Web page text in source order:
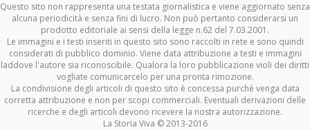
Questo sito non rappresenta una testata giornalistica e viene aggiornato senza
alcuna periodicità e senza fini di lucro. Non può pertanto considerarsi un
prodotto editoriale ai sensi della legge n.62 del 7.03.2001.
Le immagini e i testi inseriti in questo sito sono raccolti in rete e sono quindi
considerati di pubblico dominio. Viene data attribuzione a testi e immagini
laddove l'autore sia riconoscibile. Qualora la loro pubblicazione violi dei diritti
vogliate comunicarcelo per una pronta rimozione.
La condivisione degli articoli di questo sito è concessa purchè venga data
corretta attribuzione e non per scopi commerciali. Eventuali derivazioni delle
ricerche e degli articoli devono ricevere la nostra autorizzazione.
La Storia Viva © 2013-2016